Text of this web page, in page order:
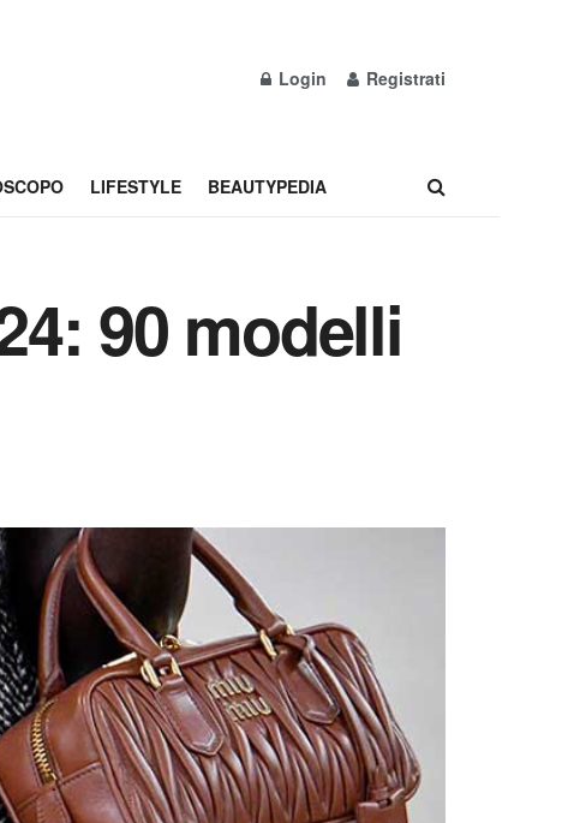
Login Registrati
LIFESTYLE BEAUTYPEDIA
90 modelli